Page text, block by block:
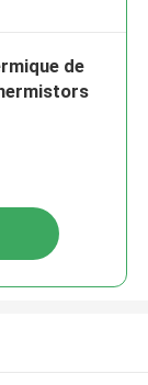
de